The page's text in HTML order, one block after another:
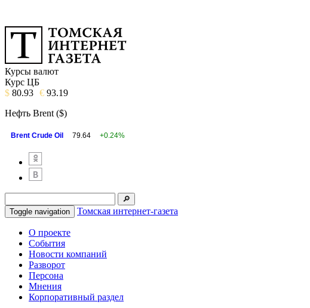
Курсы валют
Курс ЦБ
$ 80.93 € 93.19
Нефть Brent ($)
Brent Crude Oil 79.64 +0.24%
Toggle navigation Томская интернет-газета
О проекте
События
Новости компаний
Разворот
Персона
Мнения
Корпоративный раздел